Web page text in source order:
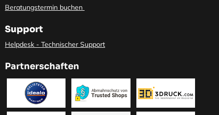
Beratungstermin buchen
Support
Helpdesk - Technischer Support
Partnerschaften